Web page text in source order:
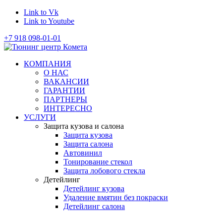
Link to Vk
Link to Youtube
+7 918 098-01-01
КОМПАНИЯ
О НАС
ВАКАНСИИ
ГАРАНТИИ
ПАРТНЕРЫ
ИНТЕРЕСНО
УСЛУГИ
Защита кузова и салона
Защита кузова
Защита салона
Автовинил
Тонирование стекол
Защита лобового стекла
Детейлинг
Детейлинг кузова
Удаление вмятин без покраски
Детейлинг салона